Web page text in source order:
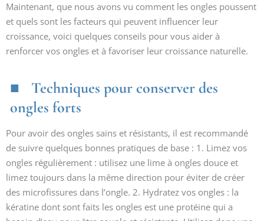
Maintenant, que nous avons vu comment les ongles poussent
et quels sont les facteurs qui peuvent influencer leur
croissance, voici quelques conseils pour vous aider à
renforcer vos ongles et à favoriser leur croissance naturelle.
Techniques pour conserver des
ongles forts
Pour avoir des ongles sains et résistants, il est recommandé
de suivre quelques bonnes pratiques de base : 1. Limez vos
ongles régulièrement : utilisez une lime à ongles douce et
limez toujours dans la même direction pour éviter de créer
des microfissures dans l’ongle. 2. Hydratez vos ongles : la
kératine dont sont faits les ongles est une protéine qui a